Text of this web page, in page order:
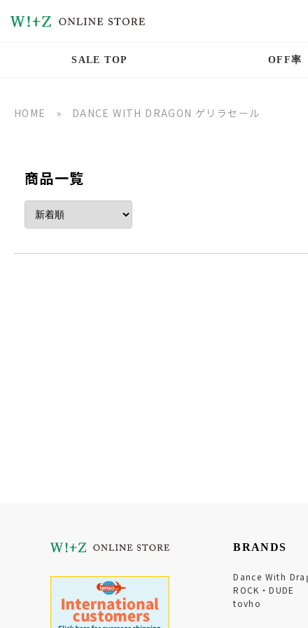
SALE TOP OFF率
HOME » DANCE WITH DRAGON ゲリラセール
商品一覧
BRANDS
Dance With
ROCK・DUDE
tovho